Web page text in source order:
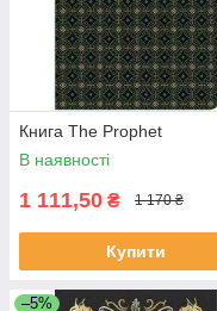
Книга The Prophet
В наявності
1 111,50 ₴ 1 170 ₴
Купити
–5%